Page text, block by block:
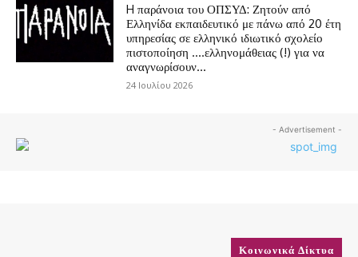
H παράνοια του ΟΠΣΥΔ: Ζητούν από
Ελληνίδα εκπαιδευτικό με πάνω από 20 έτη
υπηρεσίας σε ελληνικό ιδιωτικό σχολείο
πιστοποίηση ….ελληνομάθειας (!) για να
αναγνωρίσουν...
24 Ιουλίου 2026
- Advertisement -
Κοινωνικά Δίκτυα